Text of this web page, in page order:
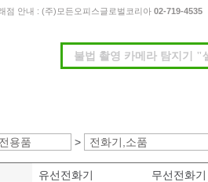
점 안내 : (주)모든오피스글로벌코리아 02-719-4535
용품 > 전화기,소품
유선전화기 무선전화기